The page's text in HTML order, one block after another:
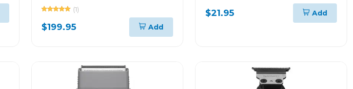
rosada optima 3000tux
(1)
$199.95 Add
$21.95 Add